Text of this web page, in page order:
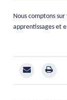
Nous comptons
apprentissages et